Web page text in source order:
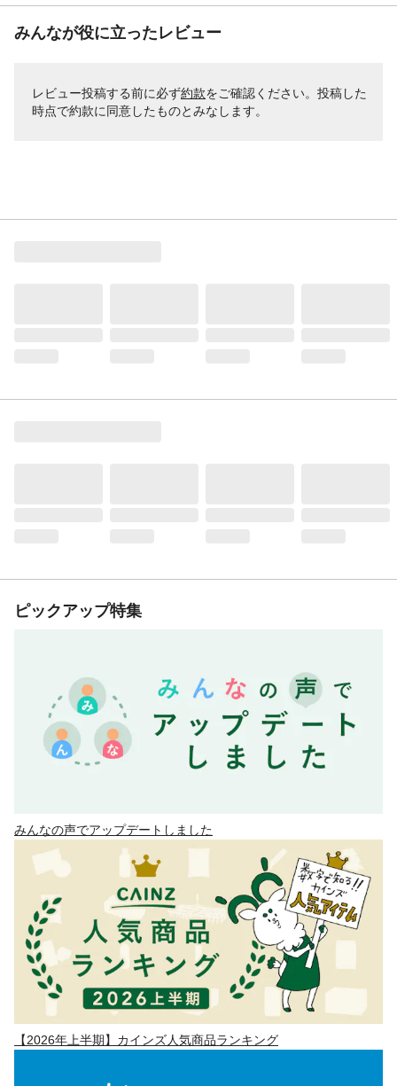
みんなが役に立ったレビュー
レビュー投稿する前に必ず約款をご確認ください。投稿した
時点で約款に同意したものとみなします。
ピックアップ特集
みんなの声でアップデートしました
【2026年上半期】カインズ人気商品ランキング